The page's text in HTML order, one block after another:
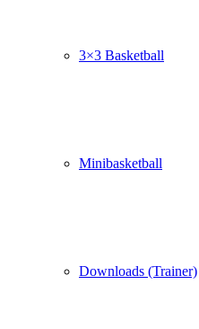
3×3 Basketball
Minibasketball
Downloads (Trainer)